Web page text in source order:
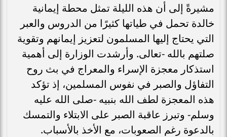
مشيرةً إلى أن هذه الليلة تمثل محطة إيمانية
خالدة تحمل في طياتها كثيرًا من الدروس والعبر
التي يحتاج إليها المسلمون لتعزيز إيمانهم وتقوية
صلتهم بالله -تعالى. وأرشدت الوزارة إلى أهمية
استذكار معجزة الإسراء والمعراج في بث روح
التفاؤل والصبر في نفوس المسلمين، إذ تؤكد
هذه المعجزة لطف الله بنبيه -صلى الله عليه
وسلم- وتبرز عاقبة الصبر على الابتلاء والتمسك
بالدعوة رغم الصعوبات، مع الأخذ بالأسباب.